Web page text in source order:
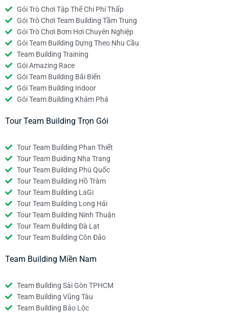
Gói Trò Chơi Tập Thể Chi Phí Thấp
Gói Trò Chơi Team Building Tầm Trung
Gói Trò Chơi Bơm Hơi Chuyên Nghiệp
Gói Team Building Dựng Theo Nhu Cầu
Team Building Training
Gói Amazing Race
Gói Team Building Bãi Biển
Gói Team Building Indoor
Gói Team Building Khám Phá
Tour Team Building Trọn Gói
Tour Team Building Phan Thiết
Tour Team Buiding Nha Trang
Tour Team Building Phú Quốc
Tour Team Building Hồ Tràm
Tour Team Building LaGi
Tour Team Building Long Hải
Tour Team Building Ninh Thuận
Tour Team Building Đà Lạt
Tour Team Building Côn Đảo
Team Building Miền Nam
Team Building Sài Gòn TPHCM
Team Building Vũng Tàu
Team Building Bảo Lộc